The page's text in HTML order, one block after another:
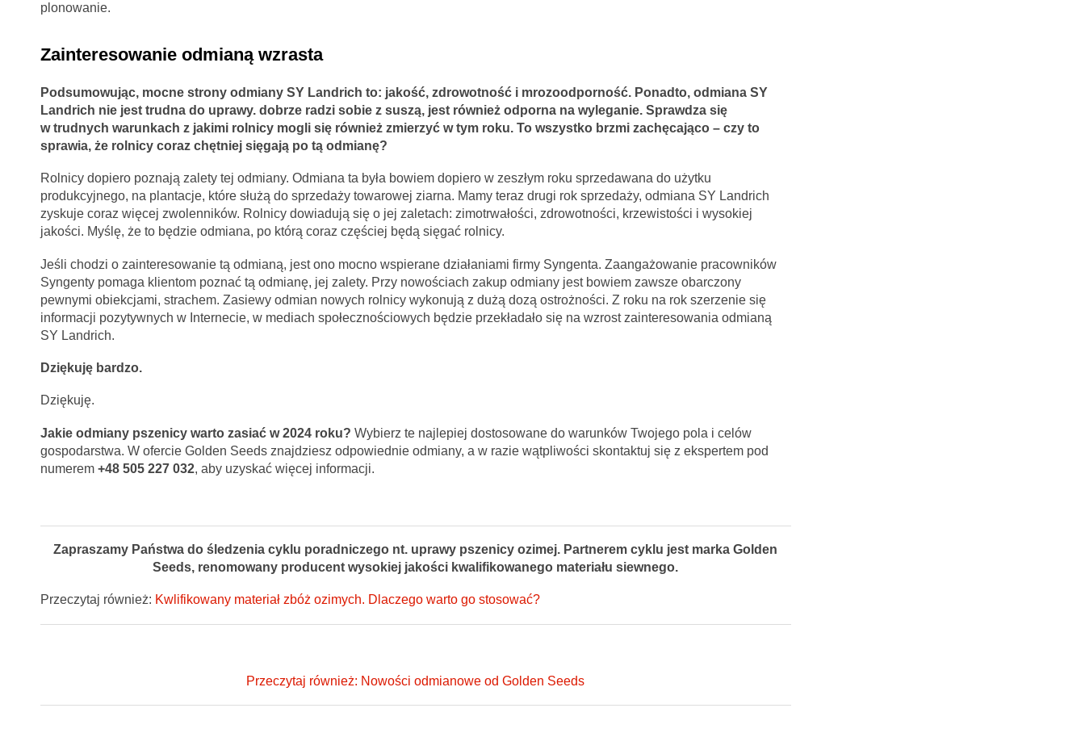
plonowanie.
Zainteresowanie odmianą wzrasta
Podsumowując, mocne strony odmiany SY Landrich to: jakość, zdrowotność i mrozoodporność. Ponadto, odmiana SY
Landrich nie jest trudna do uprawy. dobrze radzi sobie z suszą, jest również odporna na wyleganie. Sprawdza się
w trudnych warunkach z jakimi rolnicy mogli się również zmierzyć w tym roku. To wszystko brzmi zachęcająco – czy to
sprawia, że rolnicy coraz chętniej sięgają po tą odmianę?
Rolnicy dopiero poznają zalety tej odmiany. Odmiana ta była bowiem dopiero w zeszłym roku sprzedawana do użytku
produkcyjnego, na plantacje, które służą do sprzedaży towarowej ziarna. Mamy teraz drugi rok sprzedaży, odmiana SY Landrich
zyskuje coraz więcej zwolenników. Rolnicy dowiadują się o jej zaletach: zimotrwałości, zdrowotności, krzewistości i wysokiej
jakości. Myślę, że to będzie odmiana, po którą coraz częściej będą sięgać rolnicy.
Jeśli chodzi o zainteresowanie tą odmianą, jest ono mocno wspierane działaniami firmy Syngenta. Zaangażowanie pracowników
Syngenty pomaga klientom poznać tą odmianę, jej zalety. Przy nowościach zakup odmiany jest bowiem zawsze obarczony
pewnymi obiekcjami, strachem. Zasiewy odmian nowych rolnicy wykonują z dużą dozą ostrożności. Z roku na rok szerzenie się
informacji pozytywnych w Internecie, w mediach społecznościowych będzie przekładało się na wzrost zainteresowania odmianą
SY Landrich.
Dziękuję bardzo.
Dziękuję.
Jakie odmiany pszenicy warto zasiać w 2024 roku? Wybierz te najlepiej dostosowane do warunków Twojego pola i celów
gospodarstwa. W ofercie Golden Seeds znajdziesz odpowiednie odmiany, a w razie wątpliwości skontaktuj się z ekspertem pod
numerem +48 505 227 032, aby uzyskać więcej informacji.
Zapraszamy Państwa do śledzenia cyklu poradniczego nt. uprawy pszenicy ozimej. Partnerem cyklu jest marka Golden
Seeds, renomowany producent wysokiej jakości kwalifikowanego materiału siewnego.
Przeczytaj również: Kwlifikowany materiał zbóż ozimych. Dlaczego warto go stosować?
Przeczytaj również: Nowości odmianowe od Golden Seeds